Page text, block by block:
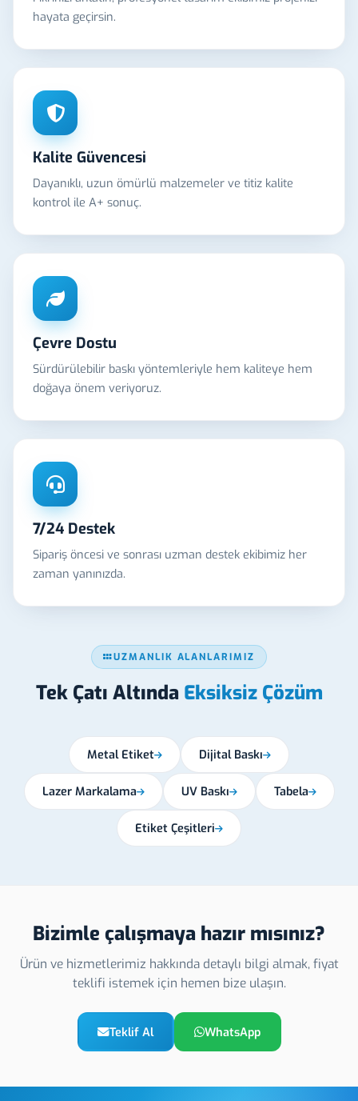
hayata geçirsin.
Kalite Güvencesi
Dayanıklı, uzun ömürlü malzemeler ve titiz kalite
kontrol ile A+ sonuç.
Çevre Dostu
Sürdürülebilir baskı yöntemleriyle hem kaliteye hem
doğaya önem veriyoruz.
7/24 Destek
Sipariş öncesi ve sonrası uzman destek ekibimiz her
zaman yanınızda.
UZMANLIK ALANLARIMIZ
Tek Çatı Altında Eksiksiz Çözüm
Metal Etiket Dijital Baskı
Lazer Markalama UV Baskı Tabela
Etiket Çeşitleri
Bizimle çalışmaya hazır mısınız?
Ürün ve hizmetlerimiz hakkında detaylı bilgi almak, fiyat
teklifi istemek için hemen bize ulaşın.
Teklif Al WhatsApp